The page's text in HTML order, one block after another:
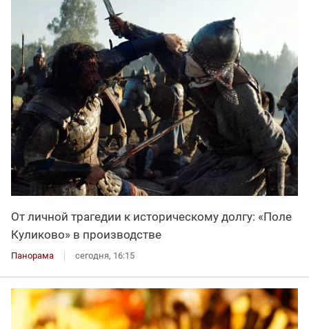
От личной трагедии к историческому долгу: «Поле
Куликово» в производстве
Панорама сегодня, 16:15